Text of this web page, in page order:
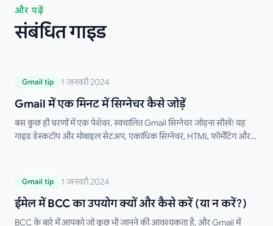
और पढ़ें
संबंधित गाइड
Gmail में एक मिनट में सिग्नेचर कैसे जोड़ें
Gmail tip 1 जनवरी 2024
Gmail में एक मिनट में सिग्नेचर कैसे जोड़ें
बस कुछ ही चरणों में एक पेशेवर, स्वचालित Gmail सिग्नेचर जोड़ना सीखें! यह
गाइड डेस्कटॉप और मोबाइल सेटअप, एकाधिक सिग्नेचर, HTML फॉर्मेटिंग और
ईमेल में BCC का उपयोग क्यों और कैसे करें (या न
करें?)
Gmail tip 1 जनवरी 2024
ईमेल में BCC का उपयोग क्यों और कैसे करें (या न करें?)
BCC के बारे में आपको जो कुछ भी जानने की आवश्यकता है, और Gmail में